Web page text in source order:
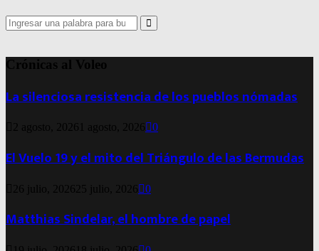
Search
for:
Search
Crónicas al Voleo
La silenciosa resistencia de los pueblos nómadas
2 agosto, 2026 1 agosto, 2026 0
El Vuelo 19 y el mito del Triángulo de las Bermudas
26 julio, 2026 25 julio, 2026 0
Matthias Sindelar, el hombre de papel